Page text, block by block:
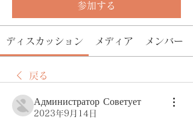
参加する
ディスカッション メディア メンバー
戻る
Администратор Советует
2023年9月14日